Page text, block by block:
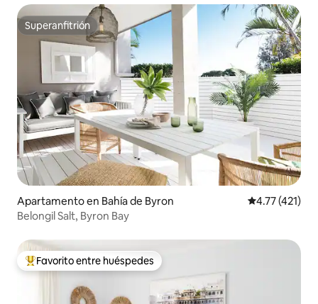
Superanfitrión
Superanfitrión
Apartamento en Bahía de Byron Calificación
4.77 (421)
Belongil Salt, Byron Bay
Favorito entre huéspedes preferido
Favorito entre huéspedes